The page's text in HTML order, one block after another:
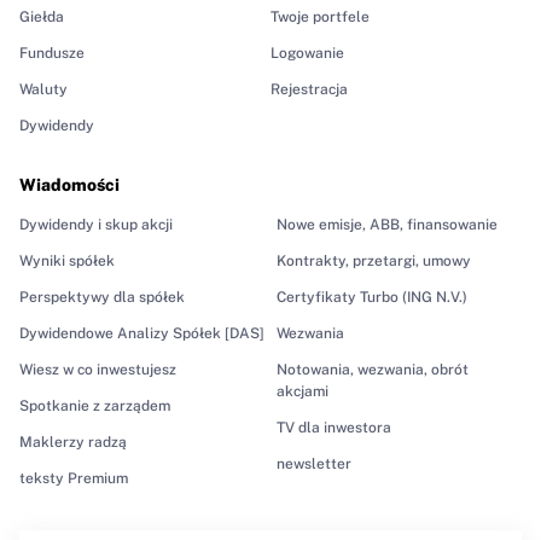
Giełda
Fundusze
Waluty
Dywidendy
Wiadomości
Dywidendy i skup akcji
Wyniki spółek
Perspektywy dla spółek
Dywidendowe Analizy Spółek [DAS]
Wiesz w co inwestujesz
Spotkanie z zarządem
Maklerzy radzą
teksty Premium
Nowe emisje, ABB, finansowanie
Kontrakty, przetargi, umowy
Certyfikaty Turbo (ING N.V.)
Wezwania
Notowania, wezwania, obrót
akcjami
TV dla inwestora
newsletter
Twoje portfele
Logowanie
Rejestracja